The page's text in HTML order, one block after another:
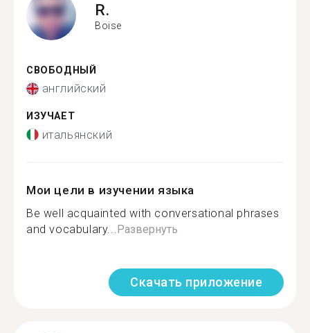
R.
Boise
СВОБОДНЫЙ
английский
ИЗУЧАЕТ
итальянский
Мои цели в изучении языка
Be well acquainted with conversational phrases
and vocabulary... Развернуть
Скачать приложение